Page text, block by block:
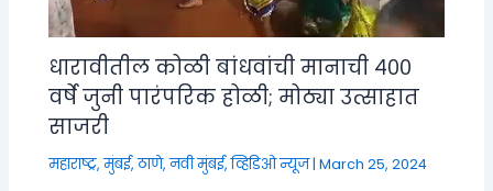
धारावीतील कोळी बांधवांची मानाची ४००
वर्षे जुनी पारंपरिक होळी; मोठ्या उत्साहात
साजरी
महाराष्ट्र,मुंबई, ठाणे, नवी मुंबई,व्हिडिओ न्यूज|March 25, 2024